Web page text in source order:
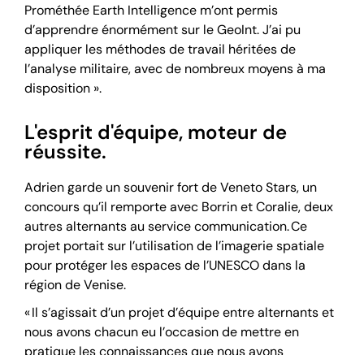
Prométhée Earth Intelligence m’ont permis
d’apprendre énormément sur le GeoInt. J’ai pu
appliquer les méthodes de travail héritées de
l’analyse militaire, avec de nombreux moyens à ma
disposition ».
L'esprit d'équipe, moteur de
réussite.
Adrien garde un souvenir fort de Veneto Stars, un
concours qu’il remporte avec Borrin et Coralie, deux
autres alternants au service communication. Ce
projet portait sur l’utilisation de l’imagerie spatiale
pour protéger les espaces de l’UNESCO dans la
région de Venise.
« Il s’agissait d’un projet d’équipe entre alternants et
nous avons chacun eu l’occasion de mettre en
pratique les connaissances que nous avons